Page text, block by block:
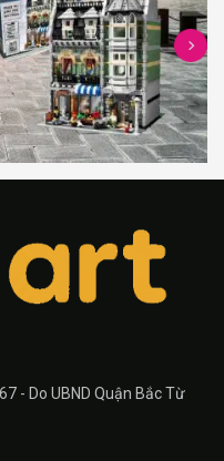
- Do UBND Quận Bắc Từ